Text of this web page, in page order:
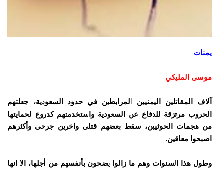
يمنات
موسى المليكي
آلاف المقاتلين اليمنيين المرابطين في حدود السعودية، جعلتهم
الحروب مرتزقة للدفاع عن السعودية واستخدمتهم كدروع لحمايتها
من هجمات الحوثيين، سقط بعضهم قتلى واخرين جرحى وأكثرهم
اصبحوا معاقين.
وطول هذا السنوات وهم ما زالوا يضحون بأنفسهم من أجلها، الا انها